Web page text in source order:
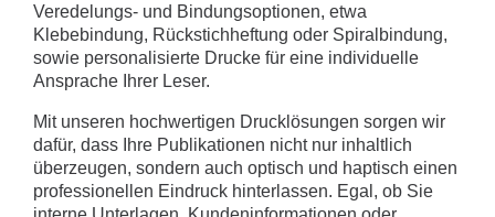
Veredelungs- und Bindungsoptionen, etwa
Klebebindung, Rückstichheftung oder Spiralbindung,
sowie personalisierte Drucke für eine individuelle
Ansprache Ihrer Leser.
Mit unseren hochwertigen Drucklösungen sorgen wir
dafür, dass Ihre Publikationen nicht nur inhaltlich
überzeugen, sondern auch optisch und haptisch einen
professionellen Eindruck hinterlassen. Egal, ob Sie